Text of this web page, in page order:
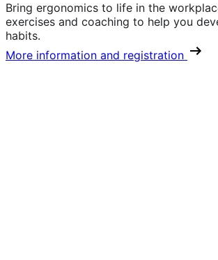
Bring ergonomics to life in the
exercises and coaching to help you
habits.
More information and registration